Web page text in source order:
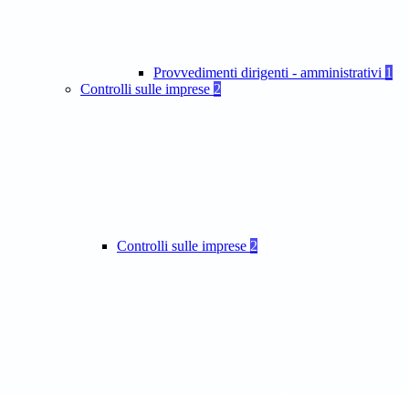
Provvedimenti dirigenti - amministrativi 1
Controlli sulle imprese 2
Controlli sulle imprese 2